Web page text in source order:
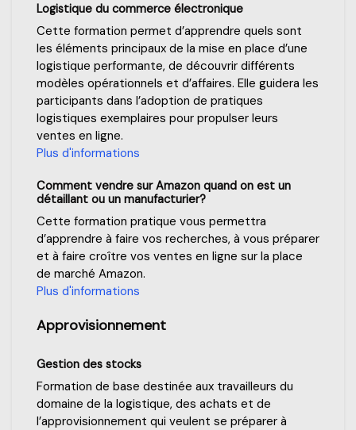
Logistique du commerce électronique
Cette formation permet d’apprendre quels sont
les éléments principaux de la mise en place d’une
logistique performante, de découvrir différents
modèles opérationnels et d’affaires. Elle guidera les
participants dans l’adoption de pratiques
logistiques exemplaires pour propulser leurs
ventes en ligne.
Plus d'informations
Comment vendre sur Amazon quand on est un
détaillant ou un manufacturier?
Cette formation pratique vous permettra
d’apprendre à faire vos recherches, à vous préparer
et à faire croître vos ventes en ligne sur la place
de marché Amazon.
Plus d'informations
Approvisionnement
Gestion des stocks
Formation de base destinée aux travailleurs du
domaine de la logistique, des achats et de
l’approvisionnement qui veulent se préparer à